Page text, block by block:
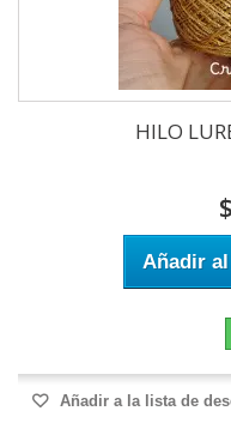
HILO
Añadir
Añadir a la lista de